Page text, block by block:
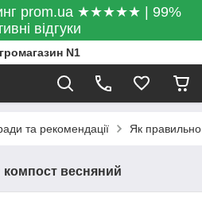
prom.ua ★★★★★ | 99%
відгуки
N1
та рекомендації Як
весняний